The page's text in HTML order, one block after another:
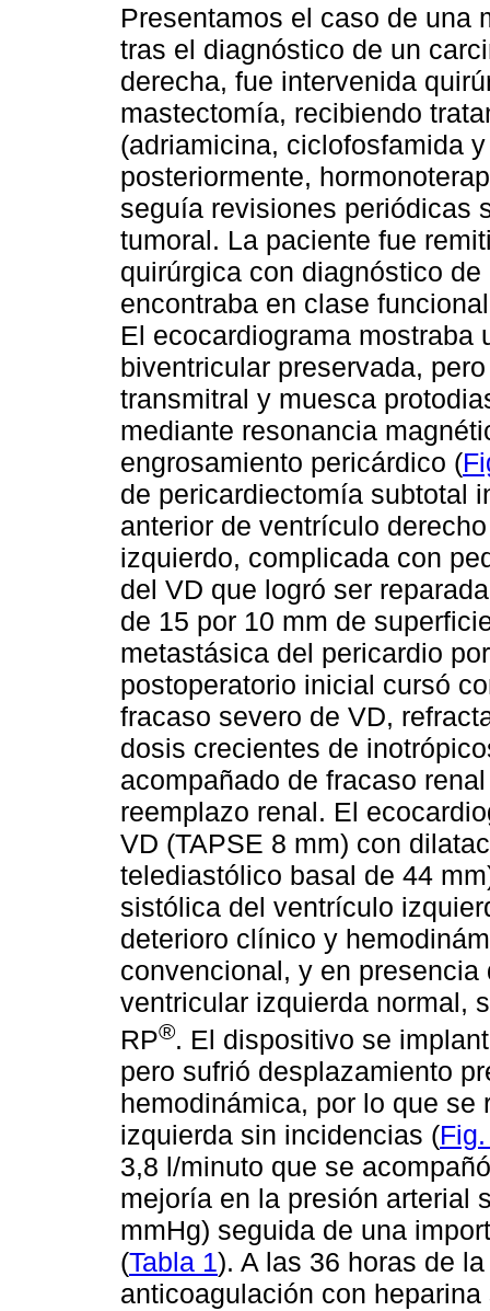
Presentamos el caso de una
tras el diagnóstico de un
derecha, fue intervenida
mastectomía, recibiendo
(adriamicina, ciclofosfamida
posteriormente,
seguía revisiones periódicas
tumoral. La paciente fue
quirúrgica con diagnóstico
encontraba en clase
El ecocardiograma mostraba
biventricular preservada,
transmitral y muesca
mediante resonancia
engrosamiento pericárdico (
de pericardiectomía subtotal
anterior de ventrículo
izquierdo, complicada con
del VD que logró ser
de 15 por 10 mm de
metastásica del pericardio
postoperatorio inicial cursó
fracaso severo de VD,
dosis crecientes de
acompañado de fracaso
reemplazo renal. El
VD (TAPSE 8 mm) con
telediastólico basal de 44
sistólica del ventrículo
deterioro clínico y
convencional, y en
ventricular izquierda normal,
RP®. El dispositivo se
pero sufrió desplazamiento
hemodinámica, por lo que
izquierda sin incidencias (
3,8 l/minuto que se
mejoría en la presión arterial
mmHg) seguida de una
(Tabla 1). A las 36 horas de
anticoagulación con